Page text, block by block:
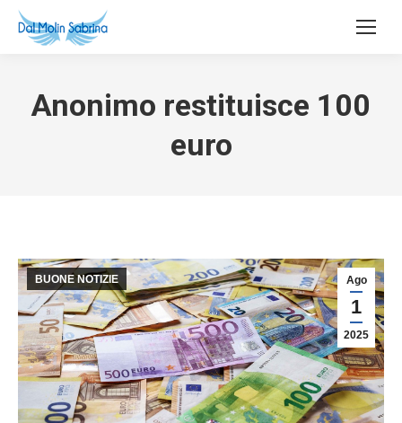
Anonimo restituisce 100
euro
Ago
1
2025
BUONE NOTIZIE